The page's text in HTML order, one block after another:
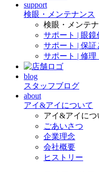
support
検眼・メンテナンス
検眼・メンテ
サポート | 眼
サポート | 保
サポート | 修理
blog
スタッフブログ
about
アイ&アイについて
アイ&アイにつ
ごあいさつ
企業理念
会社概要
ヒストリー